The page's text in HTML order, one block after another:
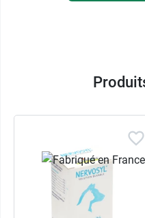
Magnésium
Le magnésium est un
nombreuses enzymes
réactions
300 réactions
Magnésium